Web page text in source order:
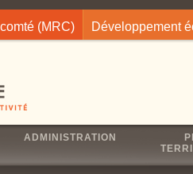
(MRC) Développement
ADMINISTRATION